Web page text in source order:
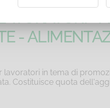
-
in tema di
Costituisce quota